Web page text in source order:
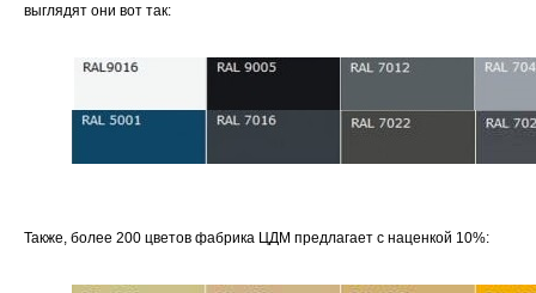
выглядят они вот так:
Также, более 200 цветов фабрика ЦДМ предлагает с наценкой 10%: